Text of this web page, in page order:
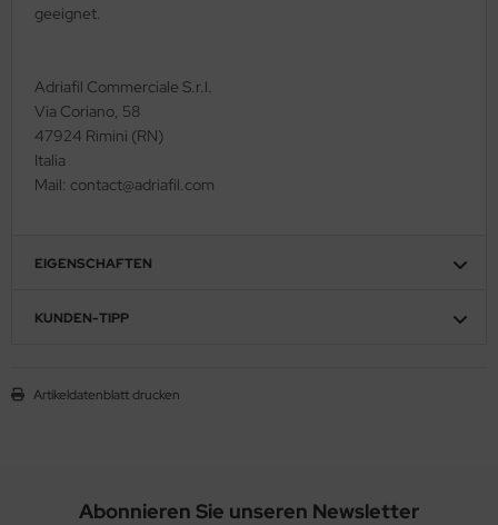
geeignet.
Adriafil Commerciale S.r.l.
Via Coriano, 58
47924 Rimini (RN)
Italia
Mail: contact@adriafil.com
EIGENSCHAFTEN
KUNDEN-TIPP
Artikeldatenblatt drucken
Abonnieren Sie unseren Newsletter